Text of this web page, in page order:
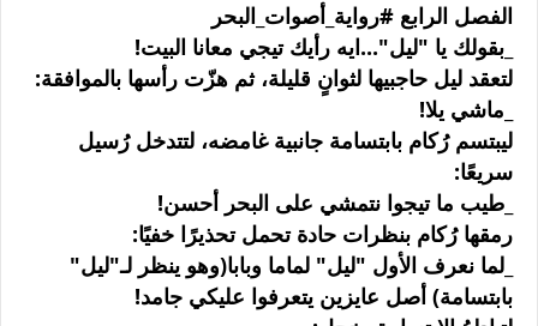
الفصل الرابع #رواية_أصوات_البحر
_بقولك يا "ليل"...ايه رأيك تيجي معانا البيت!
لتعقد ليل حاجبيها لثوانٍ قليلة، ثم هزّت رأسها بالموافقة:
_ماشي يلا!
ليبتسم رُكام بابتسامة جانبية غامضه، لتتدخل رُسيل
سريعًا:
_طيب ما تيجوا نتمشي على البحر أحسن!
رمقها رُكام بنظرات حادة تحمل تحذيرًا خفيًا:
_لما نعرف الأول "ليل" لماما وبابا(وهو ينظر لـ"ليل"
بابتسامة) أصل عايزين يتعرفوا عليكي جامد!